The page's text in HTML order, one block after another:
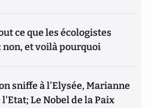
ce que les écologistes
non, et voilà pourquoi
sniffe à l'Elysée, Marianne
Le Nobel de la Paix